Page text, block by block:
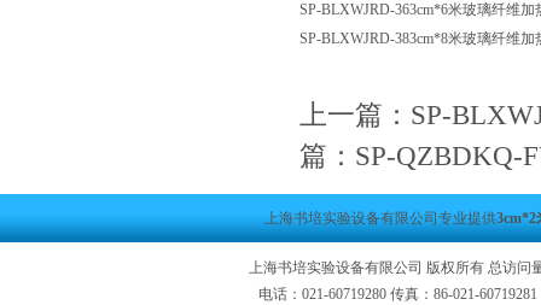
SP-BLXWJRD-363cm*6米玻璃纤维
SP-BLXWJRD-383cm*8米玻璃纤维
上一篇： SP-
篇： SP-QZBDKQ-
上海书培实验设备有限公司专业提供3cm*2
上海书培实验设备有限公司 版权所有 总访问
电话：021-60719280 传真：86-021-